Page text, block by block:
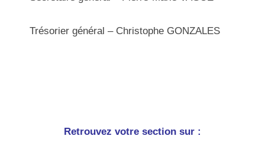
Trésorier général – Christophe GONZALES
Retrouvez votre section sur :